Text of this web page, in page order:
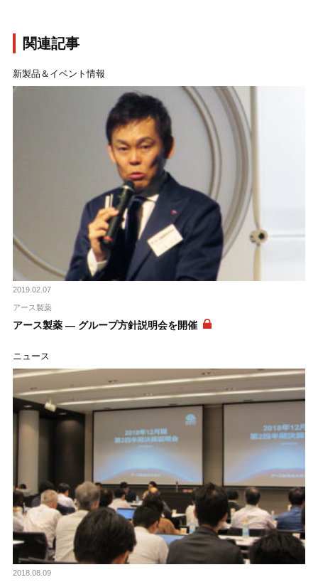
関連記事
新製品＆イベント情報
2019.02.07
アース製薬
アース製薬 ― グループ方針説明会を開催
ニュース
2018.08.09